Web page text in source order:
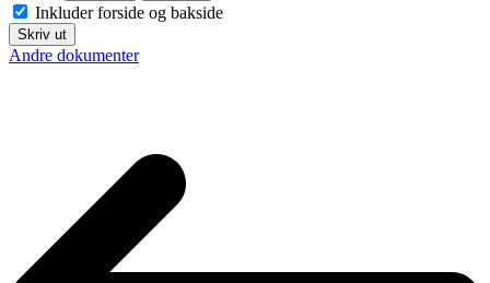
Inkluder forside og bakside
Skriv ut
Andre dokumenter